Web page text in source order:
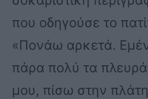
που οδηγούσε το
«Πονάω αρκετά.
πάρα πολύ τα
μου, πίσω στην